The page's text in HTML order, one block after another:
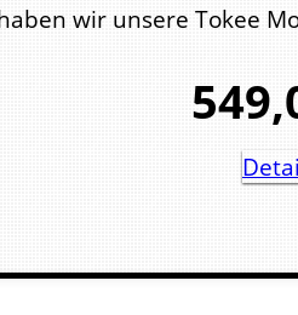
wir unsere Tokee
549,